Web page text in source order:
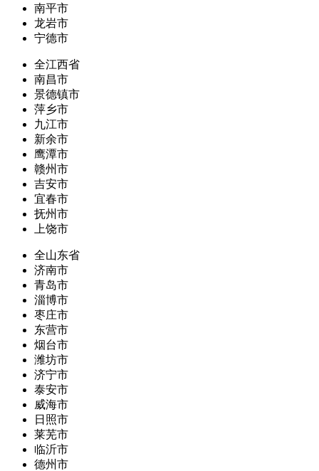
南平市
龙岩市
宁德市
全江西省
南昌市
景德镇市
萍乡市
九江市
新余市
鹰潭市
赣州市
吉安市
宜春市
抚州市
上饶市
全山东省
济南市
青岛市
淄博市
枣庄市
东营市
烟台市
潍坊市
济宁市
泰安市
威海市
日照市
莱芜市
临沂市
德州市